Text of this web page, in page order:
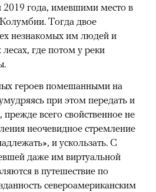
года, имевшими место в
Тогда двое
незнакомых им людей и
где потом у реки
героев помешанными на
при этом передать и
прежде всего свойственное не
неочевидное стремление
и ускользать. С
даже им виртуальной
в путешествие по
североамериканским